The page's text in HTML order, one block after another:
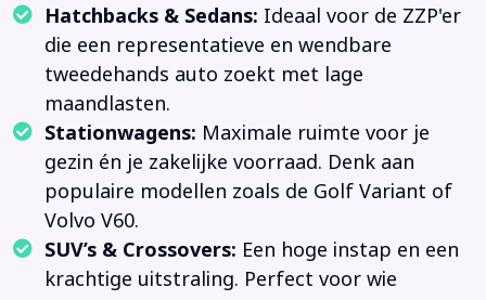
Hatchbacks & Sedans: Ideaal voor de ZZP'er
die een representatieve en wendbare
tweedehands auto zoekt met lage
maandlasten.
Stationwagens: Maximale ruimte voor je
gezin én je zakelijke voorraad. Denk aan
populaire modellen zoals de Golf Variant of
Volvo V60.
SUV’s & Crossovers: Een hoge instap en een
krachtige uitstraling. Perfect voor wie